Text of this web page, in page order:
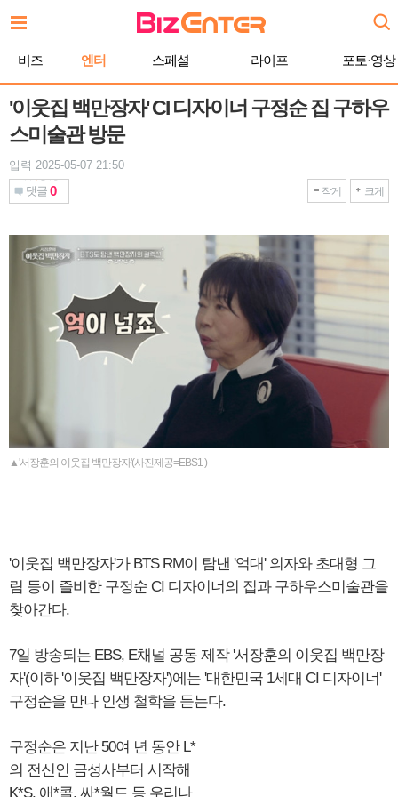
문
비즈 엔터 스페셜 라이프 포토·영상
'이웃집 백만장자' CI 디자이너 구정순 집 구하우
스미술관 방문
입력 2025-05-07 21:50
댓글 0 작게 크게
▲'서장훈의 이웃집 백만장자'(사진제공=EBS1 )
'이웃집 백만장자'가 BTS RM이 탐낸 '억대' 의자와 초대형 그
림 등이 즐비한 구정순 CI 디자이너의 집과 구하우스미술관을
찾아간다.
7일 방송되는 EBS, E채널 공동 제작 '서장훈의 이웃집 백만장
자'(이하 '이웃집 백만장자')에는 '대한민국 1세대 CI 디자이너'
구정순을 만나 인생 철학을 듣는다.
구정순은 지난 50여 년 동안 L*
의 전신인 금성사부터 시작해
K*S, 애*콜, 싸*월드 등 우리나